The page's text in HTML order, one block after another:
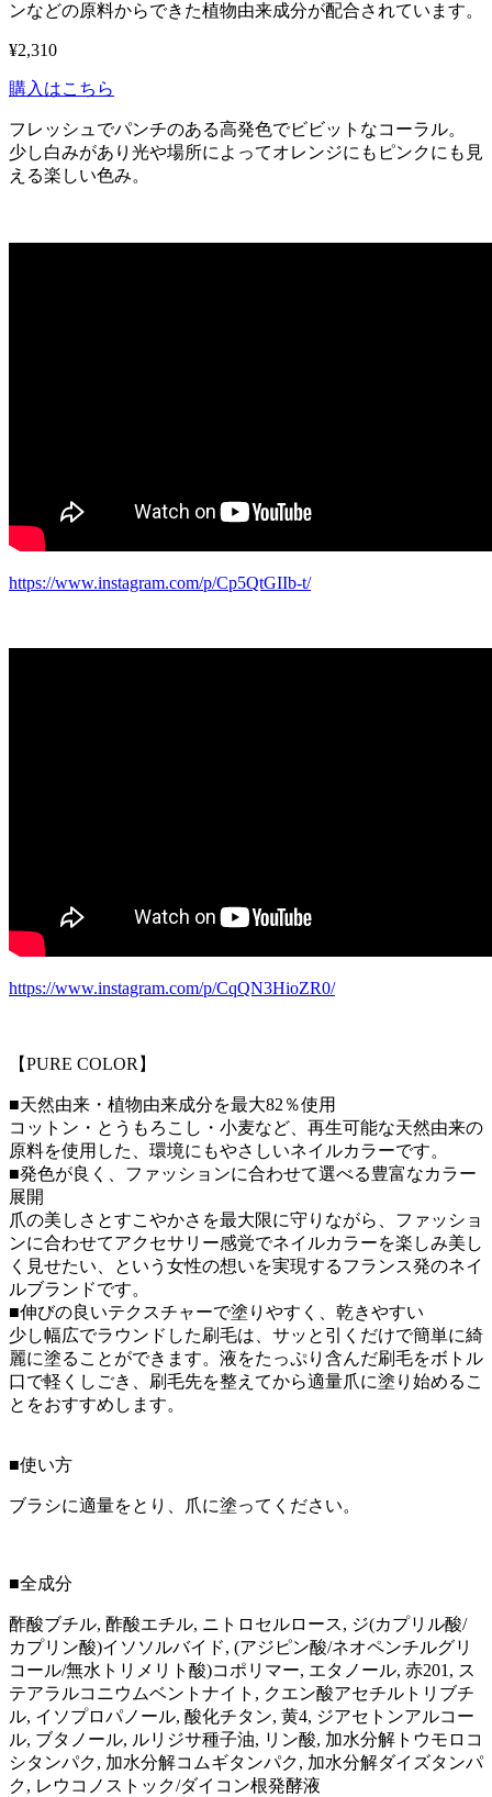
ンなどの原料からできた植物由来成分が配合されています。
¥2,310
購入はこちら
フレッシュでパンチのある高発色でビビットなコーラル。
少し白みがあり光や場所によってオレンジにもピンクにも見
える楽しい色み。
https://www.instagram.com/p/Cp5QtGIIb-t/
https://www.instagram.com/p/CqQN3HioZR0/
【PURE COLOR】
■天然由来・植物由来成分を最大82％使用
コットン・とうもろこし・小麦など、再生可能な天然由来の
原料を使用した、環境にもやさしいネイルカラーです。
■発色が良く、ファッションに合わせて選べる豊富なカラー
展開
爪の美しさとすこやかさを最大限に守りながら、ファッショ
ンに合わせてアクセサリー感覚でネイルカラーを楽しみ美し
く見せたい、という女性の想いを実現するフランス発のネイ
ルブランドです。
■伸びの良いテクスチャーで塗りやすく、乾きやすい
少し幅広でラウンドした刷毛は、サッと引くだけで簡単に綺
麗に塗ることができます。液をたっぷり含んだ刷毛をボトル
口で軽くしごき、刷毛先を整えてから適量爪に塗り始めるこ
とをおすすめします。
■使い方
ブラシに適量をとり、爪に塗ってください。
■全成分
酢酸ブチル, 酢酸エチル, ニトロセルロース, ジ(カプリル酸/
カプリン酸)イソソルバイド, (アジピン酸/ネオペンチルグリ
コール/無水トリメリト酸)コポリマー, エタノール, 赤201, ス
テアラルコニウムベントナイト, クエン酸アセチルトリブチ
ル, イソプロパノール, 酸化チタン, 黄4, ジアセトンアルコー
ル, ブタノール, ルリジサ種子油, リン酸, 加水分解トウモロコ
シタンパク, 加水分解コムギタンパク, 加水分解ダイズタンパ
ク, レウコノストック/ダイコン根発酵液